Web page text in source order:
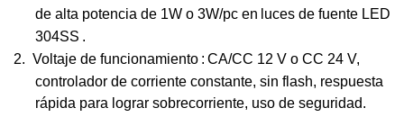
de alta potencia de 1W o 3W/pc en luces de fuente LED
304SS .
2. Voltaje de funcionamiento : CA/CC 12 V o CC 24 V,
controlador de corriente constante, sin flash, respuesta
rápida para lograr sobrecorriente, uso de seguridad.